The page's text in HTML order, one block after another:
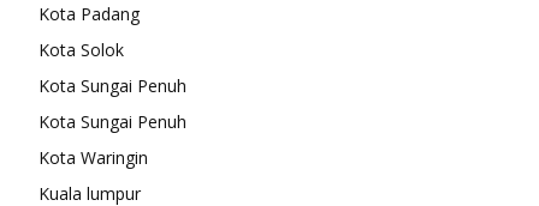
Kota Padang
Kota Solok
Kota Sungai Penuh
Kota Sungai Penuh
Kota Waringin
Kuala lumpur